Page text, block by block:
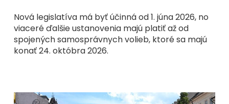
Nová legislatíva má byť účinná od 1. júna 2026, no
viaceré ďalšie ustanovenia majú platiť až od
spojených samosprávnych volieb, ktoré sa majú
konať 24. októbra 2026.